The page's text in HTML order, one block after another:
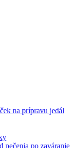
na prípravu jedál
pečenia po zaváranie